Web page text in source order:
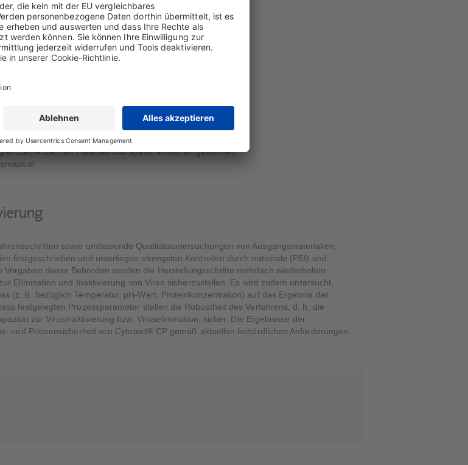
erfolgt bei Biotest eine Sperrlagerung der Plasmen von
60 Tagen. Damit bietet sich die Möglichkeit, Plasmen
der Verarbeitung auszuschließen, wenn
ein erhöhtes Risiko für die geleistete
begründen. Seit 2001 erfüllt die Biotest den "QSEAL
Kontrolle der für die Verarbeitung zusammengestellten
(NAT-Tests). Getestet wird auf
RNA, HBV-DNA, HIV-RNA, HAV-RNA und Parvovirus-B19-DNA.
erfolgt die Bestimmung in einem Minipool mit einer
Anzahl an Plasmen und später erneut im gesamten
sowie umfassende Qualitätsuntersuchungen von Ausgangsmaterialien,
festgeschrieben und unterliegen strengsten Kontrollen durch nationale (PEI) und
dieser Behörden werden die Herstellungsschritte mehrfach wiederholten
Elimination und Inaktivierung von Viren sicherzustellen. Es wird zudem untersucht,
(z. B. bezüglich Temperatur, pH-Wert, Proteinkonzentration) auf das Ergebnis der
festgelegten Prozessparameter stellen die Robustheit des Verfahrens, d. h. die
zur Virusinaktivierung bzw. Viruselimination, sicher. Die Ergebnisse der
und Prionensicherheit von Cytotect® CP gemäß aktuellen behördlichen Anforderungen.